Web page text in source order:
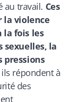
au travail. Ces
la violence
la fois les
sexuelles, la
pressions
ils répondent à
des